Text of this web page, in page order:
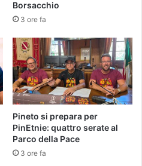
Borsacchio
3 ore fa
Pineto si prepara per
PinEtnie: quattro serate al
Parco della Pace
3 ore fa